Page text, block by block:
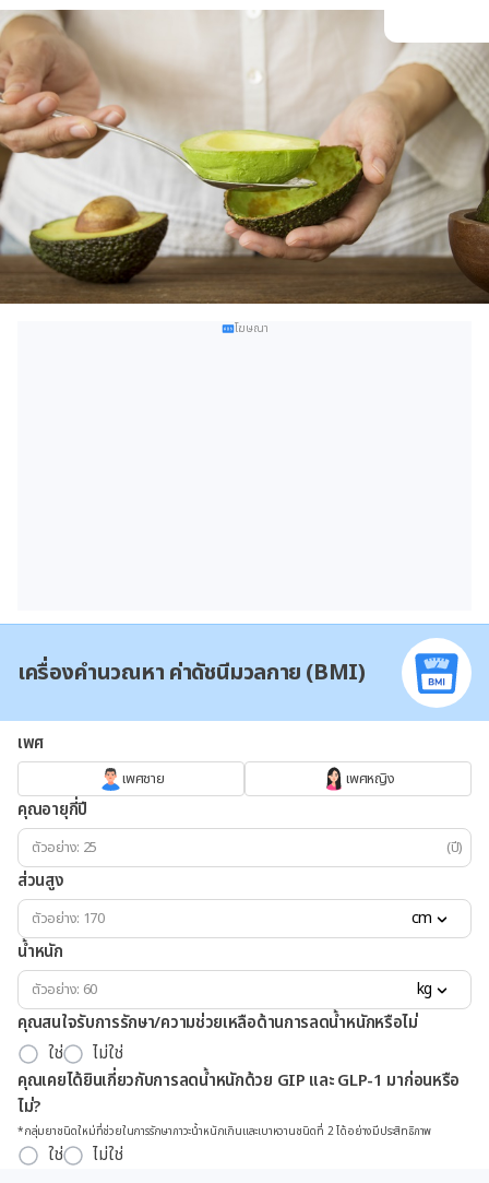
โฆษณา
เครื่องคำนวณหา ค่าดัชนีมวลกาย (BMI)
เพศ
เพศชาย เพศหญิง
คุณอายุกี่ปี
(ปี)
ส่วนสูง
cm
น้ำหนัก
kg
คุณสนใจรับการรักษา/ความช่วยเหลือด้านการลดน้ำหนักหรือไม่
ใช่
ไม่ใช่
คุณเคยได้ยินเกี่ยวกับการลดน้ำหนักด้วย GIP และ GLP-1 มาก่อนหรือ
ไม่?
*กลุ่มยาชนิดใหม่ที่ช่วยในการรักษาภาวะน้ำหนักเกินและเบาหวานชนิดที่ 2 ได้อย่างมีประสิทธิภาพ
ใช่ ไม่ใช่